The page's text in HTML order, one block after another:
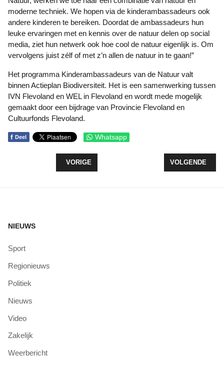
moderne techniek. We hopen via de kinderambassadeurs ook
andere kinderen te bereiken. Doordat de ambassadeurs hun
leuke ervaringen met en kennis over de natuur delen op social
media, ziet hun netwerk ook hoe cool de natuur eigenlijk is. Om
vervolgens juist zélf of met z’n allen de natuur in te gaan!”
Het programma Kinderambassadeurs van de Natuur valt
binnen Actieplan Biodiversiteit. Het is een samenwerking tussen
IVN Flevoland en WEL in Flevoland en wordt mede mogelijk
gemaakt door een bijdrage van Provincie Flevoland en
Cultuurfonds Flevoland.
f Deel Whatsapp
VORIG ARTIKEL: OMROEPERS GEZOCHT VOOR
VORIGE VOLGENDE
VOLGENDE
NIEUWS
Sport
Regionieuws
Politiek
Nieuws
Video
Zakelijk
Weerbericht